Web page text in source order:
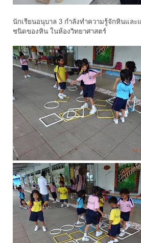
นักเรียนอนุบาล 3 กำลังทำความรู้จักหินและ
ชนิดของหิน ในห้องวิทยาศาสตร์